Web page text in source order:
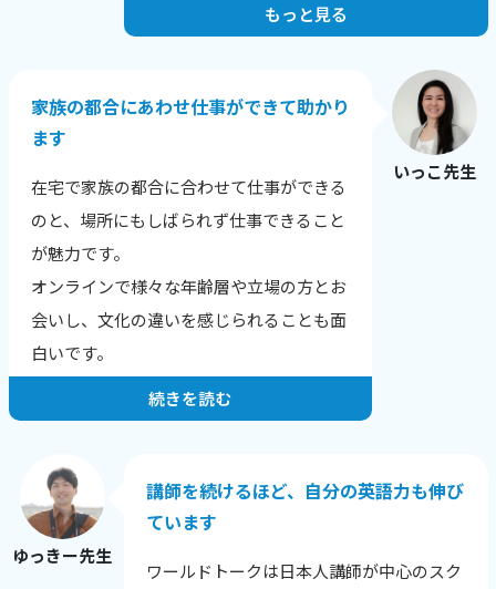
上達のコメントをいただいたときです。
「発音が上達し英語が聞きやすくなった
と、他の英会話スクールでほめられまし
た！」
「長文読解の秘伝ルールを伝授いただいた
「全く文章の組み立てが苦手だったのです
が、自分でもちゃんと文章を作れるように
もっと見る
いっこ先生
家族の都合にあわせ仕事ができて助かり
ます
在宅で家族の都合に合わせて仕事ができる
のと、場所にもしばられず仕事できること
が魅力です。
オンラインで様々な年齢層や立場の方とお
会いし、文化の違いを感じられることも面
白いです。
お一人・お一人の希望や目標にあったレッ
す。
生徒さんの性格や興味のあること、英語に
興味を持った理由から、その日の調子ま
で、相手を知ることを心がけています。
続きを読む
ゆっきー先生
講師を続けるほど、自分の英語力も伸び
ています
ワールドトークは日本人講師が中心のスク